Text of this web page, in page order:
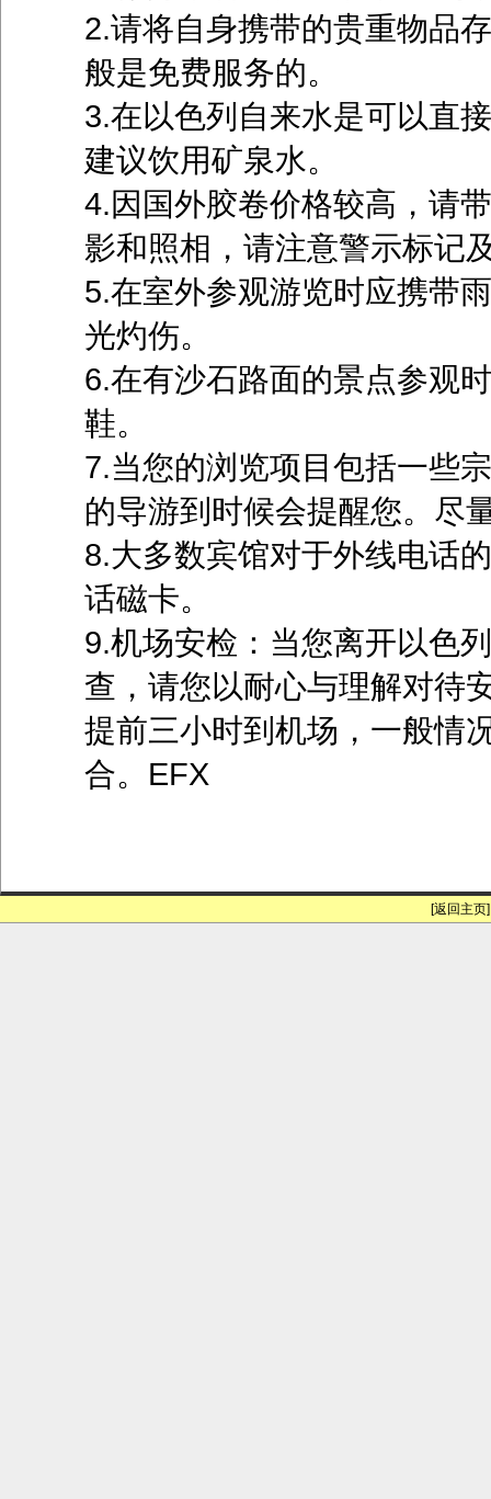
2.请将自身携带的贵重物品
般是免费服务的。
3.在以色列自来水是可以直
建议饮用矿泉水。
4.因国外胶卷价格较高，请
影和照相，请注意警示标记
5.在室外参观游览时应携带
光灼伤。
6.在有沙石路面的景点参观
鞋。
7.当您的浏览项目包括一些
的导游到时候会提醒您。尽
8.大多数宾馆对于外线电话
话磁卡。
9.机场安检：当您离开以色
查，请您以耐心与理解对待
提前三小时到机场，一般情
合。EFX
[返回主页]